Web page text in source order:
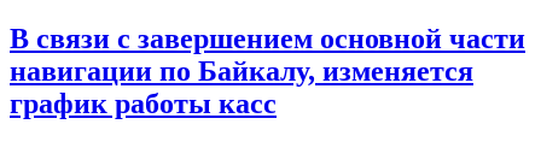
В связи с завершением основной части
навигации по Байкалу, изменяется
график работы касс